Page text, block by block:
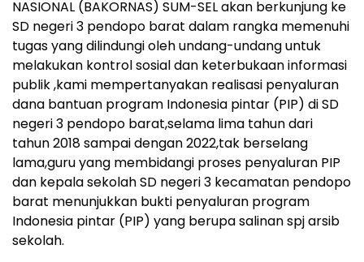
NASIONAL (BAKORNAS) SUM-SEL akan berkunjung ke
SD negeri 3 pendopo barat dalam rangka memenuhi
tugas yang dilindungi oleh undang-undang untuk
melakukan kontrol sosial dan keterbukaan informasi
publik ,kami mempertanyakan realisasi penyaluran
dana bantuan program Indonesia pintar (PIP) di SD
negeri 3 pendopo barat,selama lima tahun dari
tahun 2018 sampai dengan 2022,tak berselang
lama,guru yang membidangi proses penyaluran PIP
dan kepala sekolah SD negeri 3 kecamatan pendopo
barat menunjukkan bukti penyaluran program
Indonesia pintar (PIP) yang berupa salinan spj arsib
sekolah.